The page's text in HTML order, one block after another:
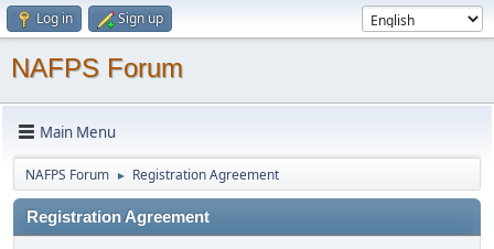
Log in Sign up
NAFPS Forum
Main Menu
NAFPS Forum ► Registration Agreement
Registration Agreement